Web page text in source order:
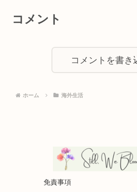
コメント
コメントを書き
ホーム 海外生活
免責事項